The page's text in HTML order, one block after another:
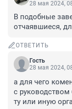
28 мая 2024,
В подобные
отчаявшиеся,
ОТВЕТИТЬ
Гость
28 мая 2024,
а для чего
с руководством
ту или иную